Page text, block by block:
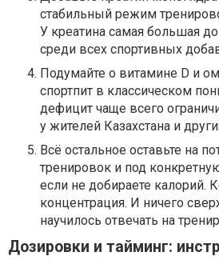
стабильный режим
У креатина самая большая
среди всех спортивных
Подумайте о витамине D и
спортпит в классическом
дефицит чаще всего
у жителей Казахстана и
Всё остальное оставьте на
тренировок и под
если не добираете калорий.
концентрация. И ничего
научилось отвечать на
Дозировки и тайминг: